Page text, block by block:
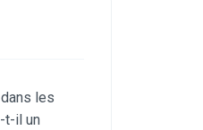
les
t-il un